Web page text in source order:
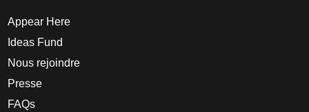
Appear Here
Ideas Fund
Nous rejoindre
Presse
FAQs